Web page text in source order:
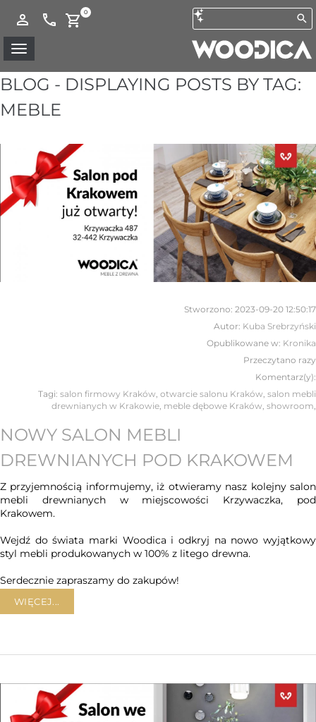
0
BLOG - DISPLAYING POSTS BY TAG:
MEBLE
Stworzono: 2023-09-20 12:50:17
Autor: Kuba Srebrzyński
Opublikowane w: Kronika
Przeczytano razy
Komentarz(y):
Tagi: salon firmowy Kraków otwarcie salonu Kraków salon mebli
drewnianych w Krakowie meble dębowe Kraków showroom
NOWY SALON MEBLI
DREWNIANYCH POD KRAKOWEM
Z przyjemnością informujemy, iż otwieramy nasz kolejny salon
mebli drewnianych w miejscowości Krzywaczka, pod
Krakowem.
Wejdź do świata marki Woodica i odkryj na nowo wyjątkowy
styl mebli produkowanych w 100% z litego drewna.
Serdecznie zapraszamy do zakupów!
WIĘCEJ...